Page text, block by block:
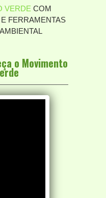
VERDE COM
FERRAMENTAS
o Movimento